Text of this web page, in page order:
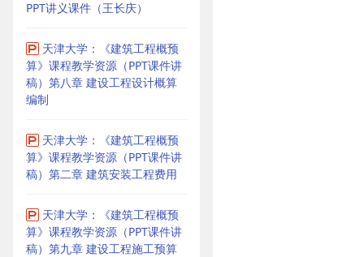
PPT讲义课件（王长庆）
天津大学：《建筑工程概预
算》课程教学资源（PPT课件讲
稿）第八章 建设工程设计概算
编制
天津大学：《建筑工程概预
算》课程教学资源（PPT课件讲
稿）第二章 建筑安装工程费用
天津大学：《建筑工程概预
算》课程教学资源（PPT课件讲
稿）第九章 建设工程施工预算